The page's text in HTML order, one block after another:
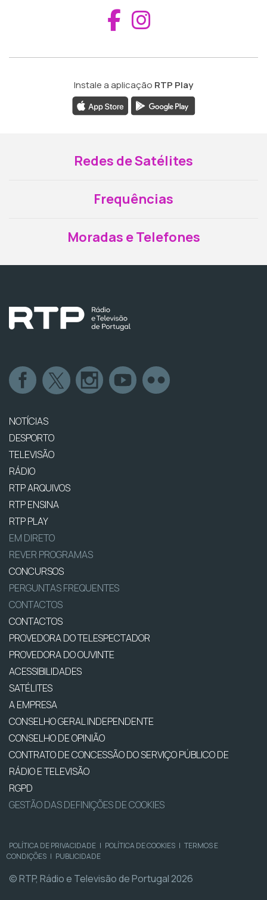
Aceder ao
Instale a aplicação RTP Play
Redes de Satélites
Frequências
Moradas e Telefones
NOTÍCIAS
DESPORTO
TELEVISÃO
RÁDIO
RTP ARQUIVOS
RTP ENSINA
RTP PLAY
EM DIRETO
REVER PROGRAMAS
CONCURSOS
PERGUNTAS FREQUENTES
CONTACTOS
CONTACTOS
PROVEDORA DO TELESPECTADOR
PROVEDORA DO OUVINTE
ACESSIBILIDADES
SATÉLITES
A EMPRESA
CONSELHO GERAL INDEPENDENTE
CONSELHO DE OPINIÃO
CONTRATO DE CONCESSÃO DO SERVIÇO PÚBLICO DE
RÁDIO E TELEVISÃO
RGPD
GESTÃO DAS DEFINIÇÕES DE COOKIES
POLÍTICA DE PRIVACIDADE | POLÍTICA DE COOKIES | TERMOS E
CONDIÇÕES | PUBLICIDADE
© RTP, Rádio e Televisão de Portugal 2026